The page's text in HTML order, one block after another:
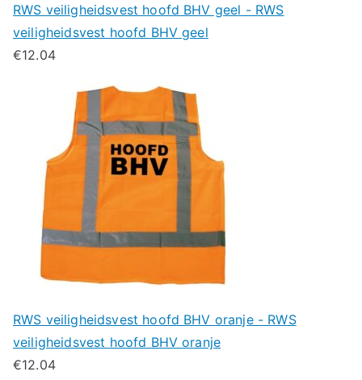
RWS veiligheidsvest hoofd BHV geel - RWS
veiligheidsvest hoofd BHV geel
€12.04
RWS veiligheidsvest hoofd BHV oranje - RWS
veiligheidsvest hoofd BHV oranje
€12.04